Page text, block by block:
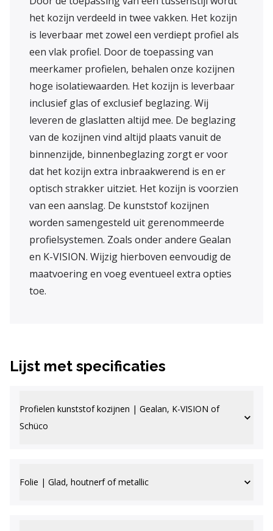
het kozijn verdeeld in twee vakken. Het kozijn
is leverbaar met zowel een verdiept profiel als
een vlak profiel. Door de toepassing van
meerkamer profielen, behalen onze kozijnen
hoge isolatiewaarden. Het kozijn is leverbaar
inclusief glas of exclusief beglazing. Wij
leveren de glaslatten altijd mee. De beglazing
van de kozijnen vind altijd plaats vanuit de
binnenzijde, binnenbeglazing zorgt er voor
dat het kozijn extra inbraakwerend is en er
optisch strakker uitziet. Het kozijn is voorzien
van een aanslag. De kunststof kozijnen
worden samengesteld uit gerenommeerde
profielsystemen. Zoals onder andere Gealan
en K-VISION. Wijzig hierboven eenvoudig de
maatvoering en voeg eventueel extra opties
toe.
Lijst met specificaties
Profielen kunststof kozijnen | Gealan, K-VISION of
Schüco
Folie | Glad, houtnerf of metallic